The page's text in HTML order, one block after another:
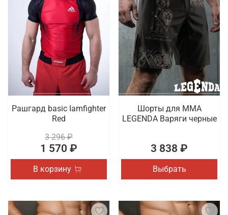
Рашгард basic Iamfighter
Red
3 296 ₽
1 570 ₽
В корзину
Шорты для MMA
LEGENDA Варяги черные
3 838 ₽
Выбрать